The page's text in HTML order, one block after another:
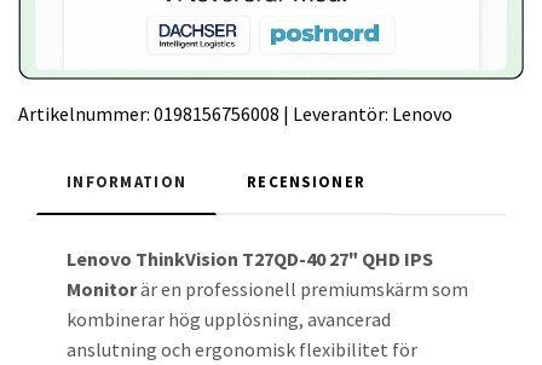
Artikelnummer: 0198156756008 | Leverantör: Lenovo
INFORMATION RECENSIONER
Lenovo ThinkVision T27QD-40 27" QHD IPS
Monitorär en professionell premiumskärm som
kombinerar hög upplösning, avancerad
anslutning och ergonomisk flexibilitet för